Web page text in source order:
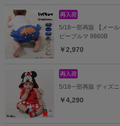
5/18一部再販 【メー
ビーブルマ 9860B
￥2,970
5/18一部再販 ディズ
￥4,290